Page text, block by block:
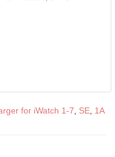
for iWatch 1-7 SE 1A